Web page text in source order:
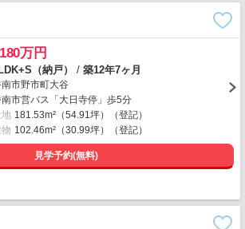
万円
（納戸） / 築12年7ヶ月
市野市町大谷
市営バス「大日寺停」歩5分
地 181.53m²（54.91坪）（登記）
102.46m²（30.99坪）（登記）
見学予約(無料)